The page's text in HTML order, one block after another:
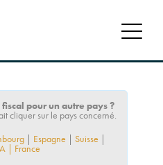
fiscal pour un autre pays ?
cliquer sur le pays concerné.
| Espagne |Suisse |
| France